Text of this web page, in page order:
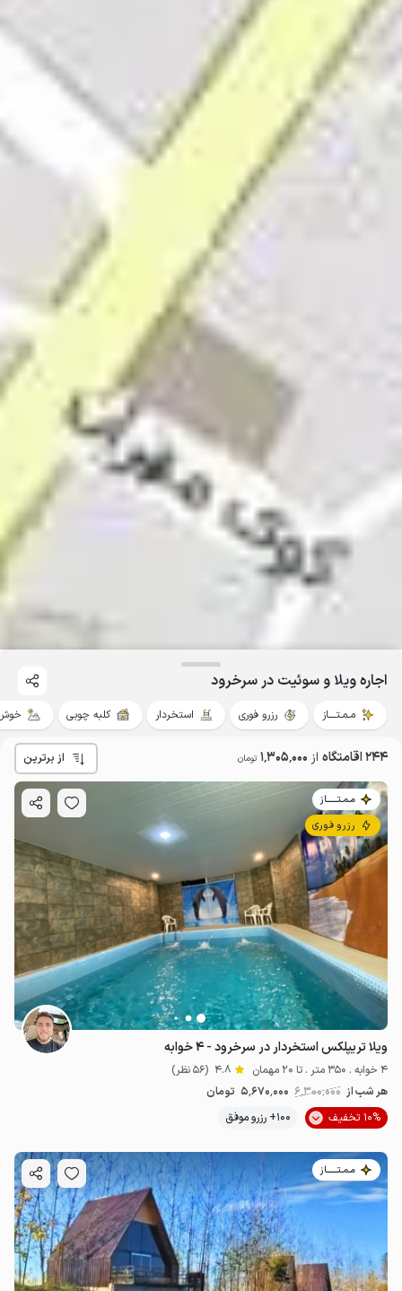
اجاره ویلا و سوئیت در سرخرود
مـمـتــــاز رزرو فوری استخردار کلبه چوبی
244 اقامتگاه از 1٬305٬000 تومان از برترین
مـمـتــــــاز
رزرو فوری
ویلا تریپلکس استخردار در سرخرود - ۴ خوابه
4 خوابه . 350 متر . تا 20 مهمان 4.8 (56 نظر)
هر شب از 6٬300٬000 5٬670٬000 تومان
10% تخفیف
100+ رزرو موفق
مـمـتــــــاز